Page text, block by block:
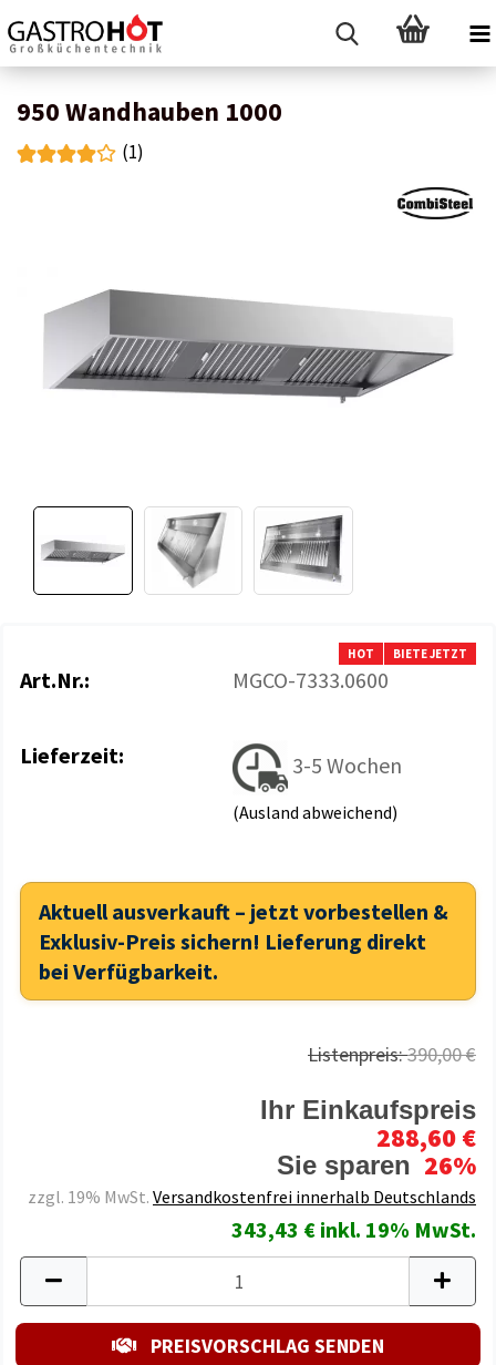
950 Wandhauben 1000
(1)
HOT BIETE JETZT
Art.Nr.: MGCO-7333.0600
Lieferzeit: 3-5 Wochen
(Ausland abweichend)
Aktuell ausverkauft – jetzt vorbestellen &
Exklusiv-Preis sichern! Lieferung direkt
bei Verfügbarkeit.
Listenpreis:390,00 €
Ihr Einkaufspreis
288,60 €
Sie sparen 26%
zzgl. 19% MwSt. Versandkostenfrei innerhalb Deutschlands
343,43 € inkl. 19% MwSt.
PREISVORSCHLAG SENDEN